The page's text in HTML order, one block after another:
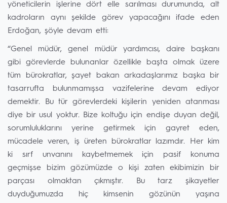
yöneticilerin işlerine dört elle sarılması durumunda, alt
kadroların aynı şekilde görev yapacağını ifade eden
Erdoğan, şöyle devam etti:
“Genel müdür, genel müdür yardımcısı, daire başkanı
gibi görevlerde bulunanlar özellikle başta olmak üzere
tüm bürokratlar, şayet bakan arkadaşlarımız başka bir
tasarrufta bulunmamışsa vazifelerine devam ediyor
demektir. Bu tür görevlerdeki kişilerin yeniden atanması
diye bir usul yoktur. Bize koltuğu için endişe duyan değil,
sorumluluklarını yerine getirmek için gayret eden,
mücadele veren, iş üreten bürokratlar lazımdır. Her kim
ki sırf unvanını kaybetmemek için pasif konuma
geçmişse bizim gözümüzde o kişi zaten ekibimizin bir
parçası olmaktan çıkmıştır. Bu tarz şikayetler
duyduğumuzda hiç kimsenin gözünün yaşına